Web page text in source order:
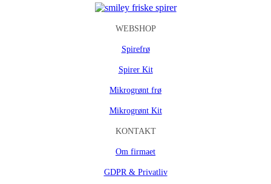
WEBSHOP
Spirefrø
Spirer Kit
Mikrogrønt frø
Mikrogrønt Kit
KONTAKT
Om firmaet
GDPR & Privatliv